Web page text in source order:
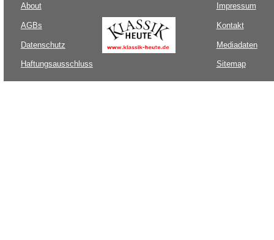
About
AGBs
Datenschutz
Haftungsausschluss
Impressum
Kontakt
Mediadaten
Sitemap